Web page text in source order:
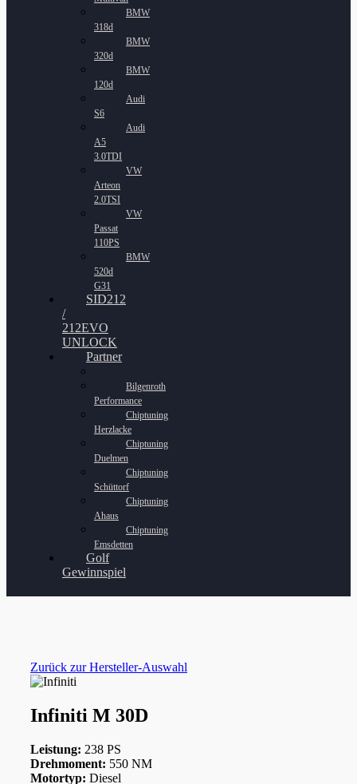
BMW
318d
BMW
320d
BMW
120d
Audi
S6
Audi
A5
3.0TDI
VW
Arteon
2.0TSI
VW
Passat
110PS
BMW
520d
G31
SID212
/
212EVO
UNLOCK
Partner
Bilgenroth
Performance
Chiptuning
Herzlacke
Chiptuning
Duelmen
Chiptuning
Schüttorf
Chiptuning
Ahaus
Chiptuning
Emsdetten
Golf
Gewinnspiel
Zurück zur Hersteller-Auswahl
Infiniti M 30D
Leistung: 238 PS
Drehmoment: 550 NM
Motortyp: Diesel